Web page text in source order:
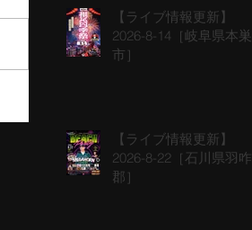
【ライブ情報更新】
2026-8-14［岐阜県本巣
市］
【ライブ情報更新】
2026-8-22［石川県羽咋
郡］